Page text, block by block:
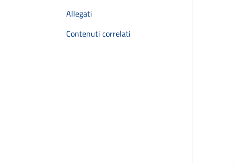
Allegati
Contenuti correlati